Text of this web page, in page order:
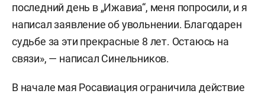
последний день в „Ижавиа“, меня попросили, и я
написал заявление об увольнении. Благодарен
судьбе за эти прекрасные 8 лет. Остаюсь на
связи», — написал Синельников.
В начале мая Росавиация ограничила действие